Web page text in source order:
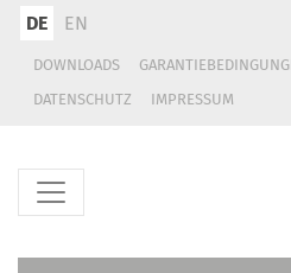
DE EN
DOWNLOADS
DATENSCHUTZ
IMPRESSUM